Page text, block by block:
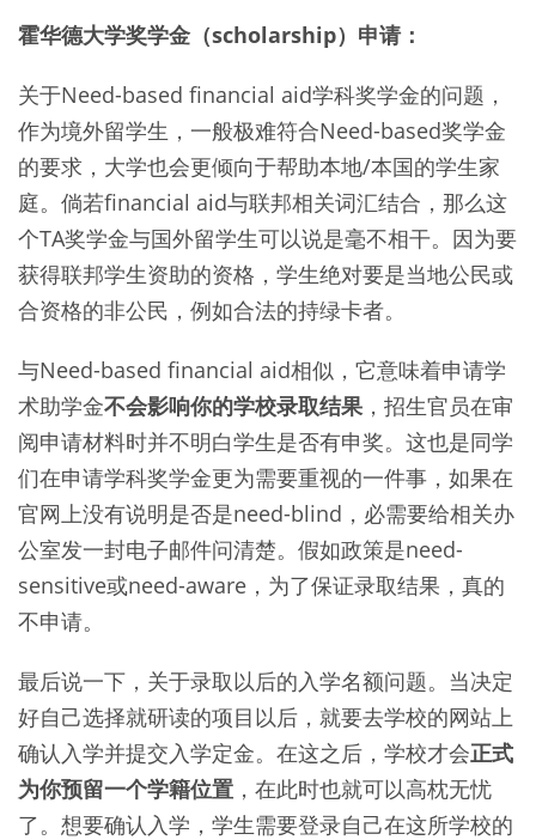
霍华德大学奖学金（scholarship）申请：
关于Need-based financial aid学科奖学金的问题，
作为境外留学生，一般极难符合Need-based奖学金
的要求，大学也会更倾向于帮助本地/本国的学生家
庭。倘若financial aid与联邦相关词汇结合，那么这
个TA奖学金与国外留学生可以说是毫不相干。因为要
获得联邦学生资助的资格，学生绝对要是当地公民或
合资格的非公民，例如合法的持绿卡者。
与Need-based financial aid相似，它意味着申请学
术助学金不会影响你的学校录取结果，招生官员在审
阅申请材料时并不明白学生是否有申奖。这也是同学
们在申请学科奖学金更为需要重视的一件事，如果在
官网上没有说明是否是need-blind，必需要给相关办
公室发一封电子邮件问清楚。假如政策是need-
sensitive或need-aware，为了保证录取结果，真的
不申请。
最后说一下，关于录取以后的入学名额问题。当决定
好自己选择就研读的项目以后，就要去学校的网站上
确认入学并提交入学定金。在这之后，学校才会正式
为你预留一个学籍位置 ，在此时也就可以高枕无忧
了。想要确认入学，学生需要登录自己在这所学校的